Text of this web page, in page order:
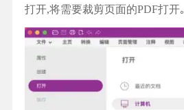
打开,将需要裁剪页面的PDF打开｡